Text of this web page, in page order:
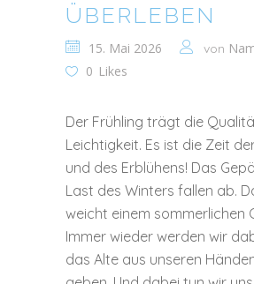
ÜBERLEBEN
15. Mai 2026 von
0 Likes
Der Frühling trägt die
Leichtigkeit. Es ist die Zeit
und des Erblühens! Das
Last des Winters fallen ab.
weicht einem sommerlichen
Immer wieder werden wir
das Alte aus unseren